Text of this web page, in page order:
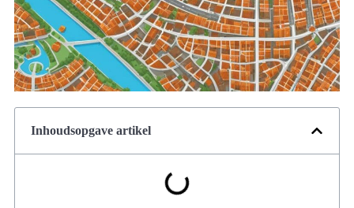
Inhoudsopgave artikel